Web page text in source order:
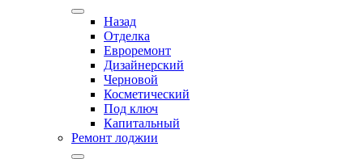
Назад
Отделка
Евроремонт
Дизайнерский
Черновой
Косметический
Под ключ
Капитальный
Ремонт лоджии